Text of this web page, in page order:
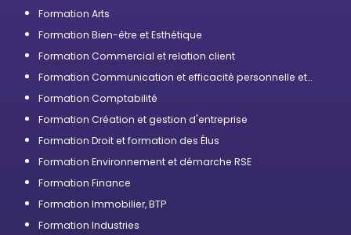
Formation Arts
Formation Bien-être et Esthétique
Formation Commercial et relation client
Formation Communication et efficacité personnelle et
Formation Comptabilité
Formation Création et gestion d'entreprise
Formation Droit et formation des Élus
Formation Environnement et démarche RSE
Formation Finance
Formation Immobilier, BTP
Formation Industries